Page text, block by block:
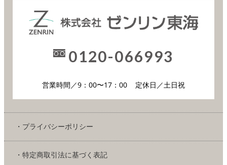
0120-066993
営業時間／9：00〜17：00 定休日／土日祝
・プライバシーポリシー
・特定商取引法に基づく表記